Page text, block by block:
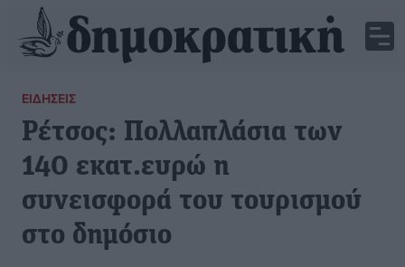
ΕΙΔΉΣΕΙΣ
Ρέτσος: Πολλαπλάσια των
140 εκατ.ευρώ η
συνεισφορά του τουρισμού
στο δημόσιο